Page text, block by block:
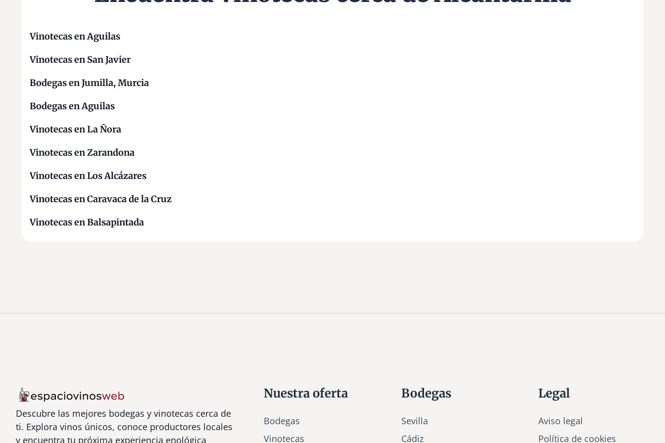
n
Vinotecas en Aguilas
Vinotecas en San Javier
Bodegas en Jumilla, Murcia
Bodegas en Aguilas
Vinotecas en La Ñora
Vinotecas en Zarandona
Vinotecas en Los Alcázares
Vinotecas en Caravaca de la Cruz
Vinotecas en Balsapintada
Descubre las mejores bodegas y vinotecas cerca de
ti. Explora vinos únicos, conoce productores locales
y encuentra tu próxima experiencia enológica
Nuestra oferta
Bodegas
Vinotecas
Bodegas
Sevilla
Cádiz
Legal
Aviso legal
Política de cookies